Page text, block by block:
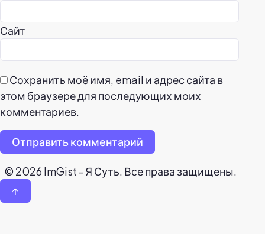
Сайт
Сохранить моё имя, email и адрес сайта в
этом браузере для последующих моих
комментариев.
Отправить комментарий
© 2026 ImGist - Я Суть. Все права защищены.
↑